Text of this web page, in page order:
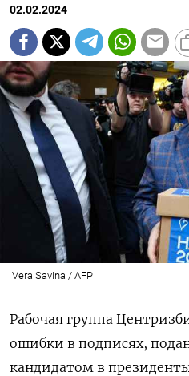
02.02.2024
Vera Savina / AFP
Рабочая группа
ошибки в подписях,
кандидатом в